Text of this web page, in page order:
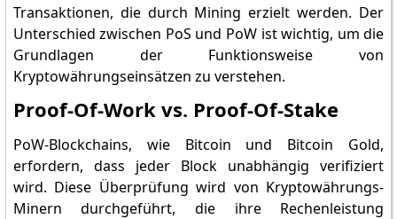
Transaktionen, die durch Mining erzielt werden. Der
Unterschied zwischen PoS und PoW ist wichtig, um die
Grundlagen der Funktionsweise von
Kryptowährungseinsätzen zu verstehen.
Proof-Of-Work vs. Proof-Of-Stake
PoW-Blockchains, wie Bitcoin und Bitcoin Gold,
erfordern, dass jeder Block unabhängig verifiziert
wird. Diese Überprüfung wird von Kryptowährungs-
Minern durchgeführt, die ihre Rechenleistung